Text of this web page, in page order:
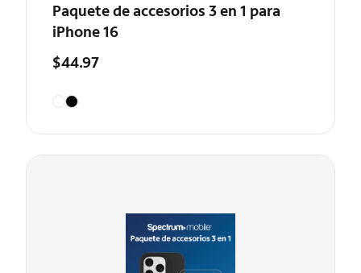
Paquete de accesorios 3 en 1 para
iPhone 16
$44.97